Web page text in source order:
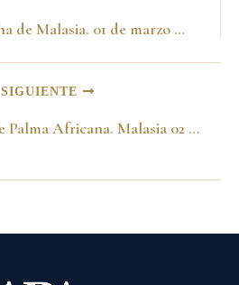
Con el Rey y la Reina de Malasia. 01 de marzo del 2001
SIGUIENTE
En los cultivos de Palma Africana. Malasia 02 de marzo del 2001